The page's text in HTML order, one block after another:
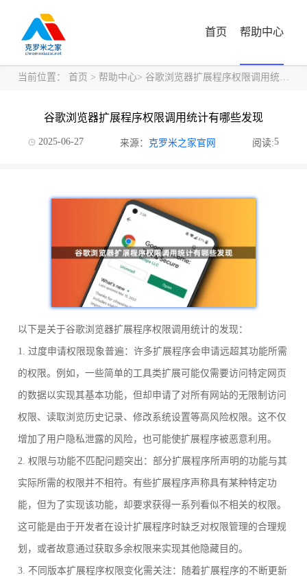
首页 帮助中心
当前位置： 首页 > 帮助中心> 谷歌浏览器扩展程序权限调用统计有哪些发现
谷歌浏览器扩展程序权限调用统计有哪些发现
2025-06-27 来源： 克罗米之家官网 阅读:5
以下是关于谷歌浏览器扩展程序权限调用统计的发现：
1. 过度申请权限现象普遍：许多扩展程序会申请远超其功能所需
的权限。例如，一些简单的工具类扩展可能仅需要访问特定网页
的数据以实现其基本功能，但却申请了对所有网站的无限制访问
权限、读取浏览历史记录、修改系统设置等高风险权限。这不仅
增加了用户隐私泄露的风险，也可能使扩展程序被恶意利用。
2. 权限与功能不匹配问题突出：部分扩展程序所声明的功能与其
实际所需的权限并不相符。有些扩展程序声称具有某种特定功
能，但为了实现该功能，却要求获得一系列看似不相关的权限。
这可能是由于开发者在设计扩展程序时缺乏对权限管理的合理规
划，或者故意通过获取多余权限来实现其他隐藏目的。
3. 不同版本扩展程序权限变化需关注：随着扩展程序的不断更新